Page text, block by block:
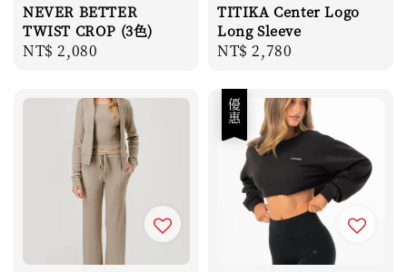
NEVER BETTER
TWIST CROP (3色)
Regular
NT$ 2,080
TITIKA Center Logo
Long Sleeve
Regular
NT$ 2,780
優惠